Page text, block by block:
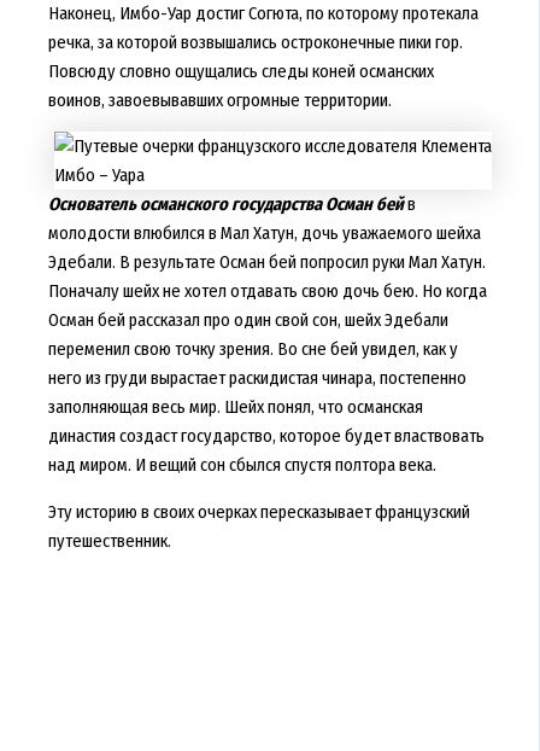
Наконец, Имбо-Уар достиг Согюта, по которому протекала
речка, за которой возвышались остроконечные пики гор.
Повсюду словно ощущались следы коней османских
воинов, завоевывавших огромные территории.
Основатель османского государства Осман бейв
молодости влюбился в Мал Хатун, дочь уважаемого шейха
Эдебали. В результате Осман бей попросил руки Мал Хатун.
Поначалу шейх не хотел отдавать свою дочь бею. Но когда
Осман бей рассказал про один свой сон, шейх Эдебали
переменил свою точку зрения. Во сне бей увидел, как у
него из груди вырастает раскидистая чинара, постепенно
заполняющая весь мир. Шейх понял, что османская
династия создаст государство, которое будет властвовать
над миром. И вещий сон сбылся спустя полтора века.
Эту историю в своих очерках пересказывает французский
путешественник.